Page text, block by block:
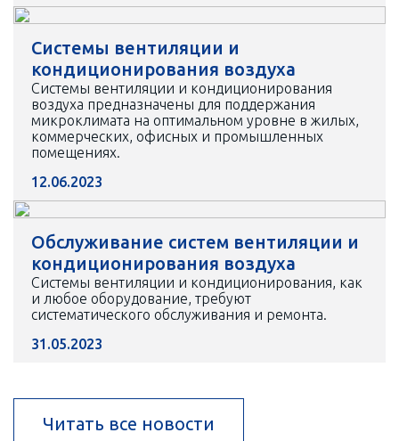
Системы вентиляции и
кондиционирования воздуха
Системы вентиляции и кондиционирования
воздуха предназначены для поддержания
микроклимата на оптимальном уровне в жилых,
коммерческих, офисных и промышленных
помещениях.
12.06.2023
Обслуживание систем вентиляции и
кондиционирования воздуха
Системы вентиляции и кондиционирования, как
и любое оборудование, требуют
систематического обслуживания и ремонта.
31.05.2023
Читать все новости